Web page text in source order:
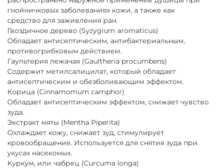
гнойничковых заболеваниях кожи, а также как
средство для заживления ран.
Гвоздичное дерево (Syzygium aromaticus)
Обладает антисептическим, антибактериальным,
противогрибковым действием.
Гаультерия лежачая (Gaultheria procumbens)
Содержит метилсалицилат, который обладает
антисептическим и обезболивающим эффектом.
Корица (Cinnamomum camphor)
Обладает антисептическим эффектом, снижает чувство
зуда.
Экстракт мяты (Mentha Piperita)
Охлаждает кожу, снижает зуд, стимулирует
кровообращение. Используется для снятия зуда при
укусах насекомых.
Куркум, или чабрец (Curcuma longa)